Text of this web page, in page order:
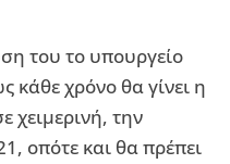
του το υπουργείο
χρόνο θα γίνει η
χειμερινή, την
οπότε και θα πρέπει